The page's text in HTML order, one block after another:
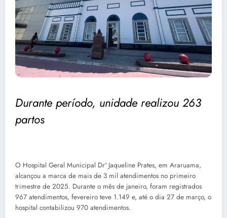
Durante período, unidade realizou 263
partos
O Hospital Geral Municipal Drª Jaqueline Prates, em Araruama,
alcançou a marca de mais de 3 mil atendimentos no primeiro
trimestre de 2025. Durante o mês de janeiro, foram registrados
967 atendimentos, fevereiro teve 1.149 e, até o dia 27 de março, o
hospital contabilizou 970 atendimentos.